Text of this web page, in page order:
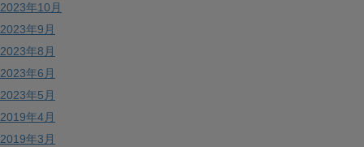
2023年10月
2023年9月
2023年8月
2023年6月
2023年5月
2019年4月
2019年3月